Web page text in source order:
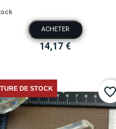
ACHETER
14,17 €
DE STOCK favorite_border